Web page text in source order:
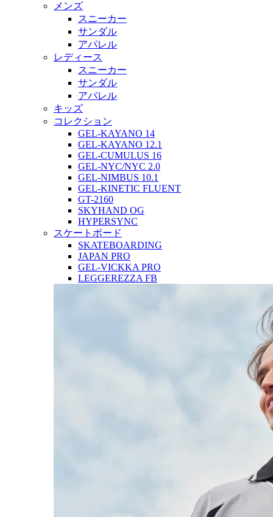
メンズ
スニーカー
サンダル
アパレル
レディース
スニーカー
サンダル
アパレル
キッズ
コレクション
GEL-KAYANO 14
GEL-KAYANO 12.1
GEL-CUMULUS 16
GEL-NYC/NYC 2.0
GEL-NIMBUS 10.1
GEL-KINETIC FLUENT
GT-2160
SKYHAND OG
HYPERSYNC
スケートボード
SKATEBOARDING
JAPAN PRO
GEL-VICKKA PRO
LEGGEREZZA FB